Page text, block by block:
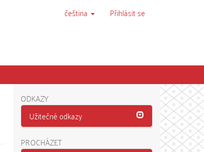
čeština Přihlásit se
ODKAZY
Užitečné odkazy
PROCHÁZET